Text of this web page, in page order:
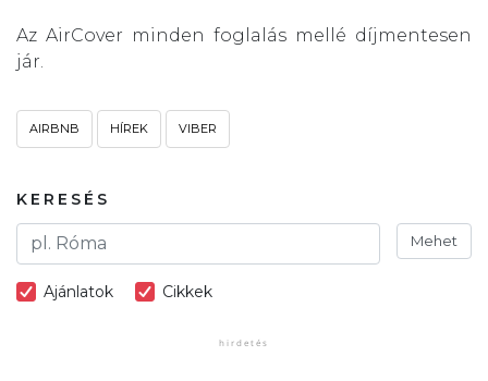
Az AirCover minden foglalás mellé díjmentesen
jár.
AIRBNB HÍREK VIBER
KERESÉS
Mehet
Ajánlatok Cikkek